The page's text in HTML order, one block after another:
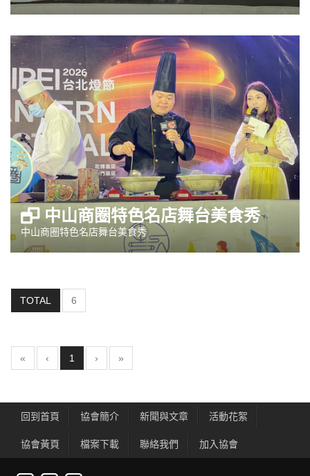
中山商圈特色名店舞台美食秀
中山商圈特色名店舞台美食秀
TOTAL 6
« ‹ 1 (current)
› »
回到首頁 協會簡介 新聞與文章 活動花絮
協會黃頁 檔案下載 聯絡我們 加入協會